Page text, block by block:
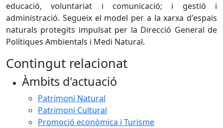
educació, voluntariat i comunicació; i gestió i
administració. Segueix el model per a la xarxa d'espais
naturals protegits impulsat per la Direcció General de
Polítiques Ambientals i Medi Natural.
Contingut relacionat
Àmbits d'actuació
Patrimoni Natural
Patrimoni Cultural
Promoció econòmica i Turisme